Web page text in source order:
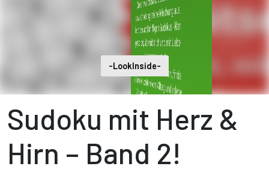
-LookInside-
Sudoku mit Herz &
Hirn – Band 2!